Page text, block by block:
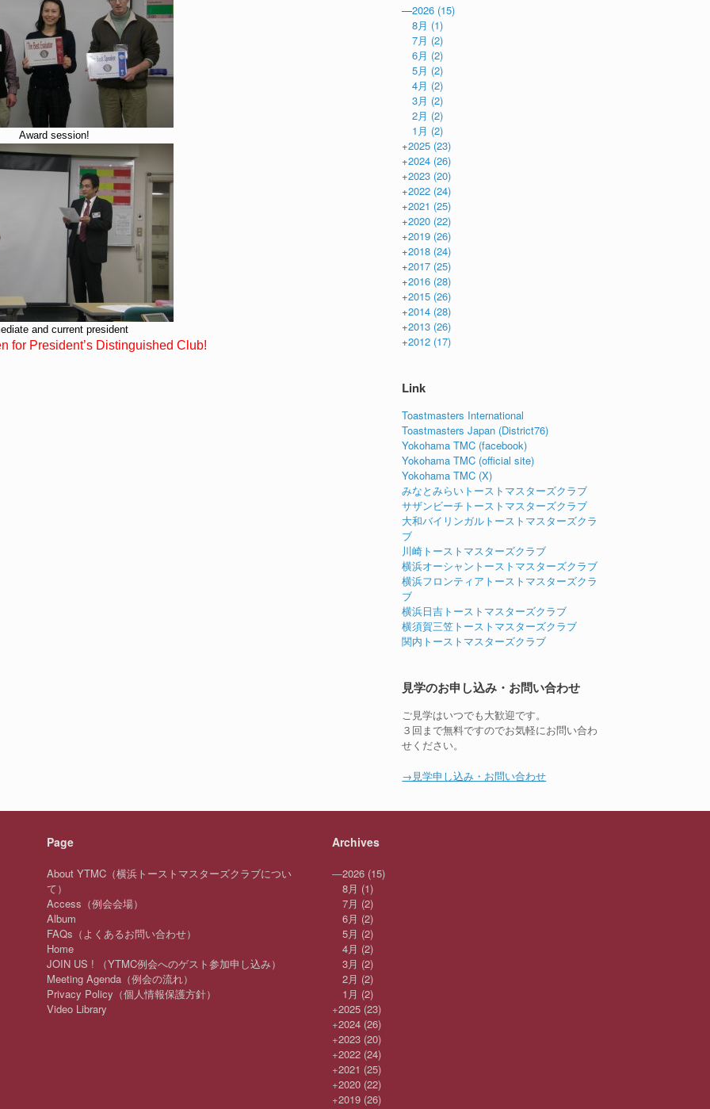
Award session!
and current president
for President’s Distinguished Club!
—2026 (15)
8月 (1)
7月 (2)
6月 (2)
5月 (2)
4月 (2)
3月 (2)
2月 (2)
1月 (2)
+2025 (23)
+2024 (26)
+2023 (20)
+2022 (24)
+2021 (25)
+2020 (22)
+2019 (26)
+2018 (24)
+2017 (25)
+2016 (28)
+2015 (26)
+2014 (28)
+2013 (26)
+2012 (17)
Link
Toastmasters International
Toastmasters Japan (District76)
Yokohama TMC (facebook)
Yokohama TMC (official site)
Yokohama TMC (X)
みなとみらいトーストマスターズクラブ
サザンビーチトーストマスターズクラブ
大和バイリンガルトーストマスターズクラ
ブ
川崎トーストマスターズクラブ
横浜オーシャントーストマスターズクラブ
横浜フロンティアトーストマスターズクラ
ブ
横浜日吉トーストマスターズクラブ
横須賀三笠トーストマスターズクラブ
関内トーストマスターズクラブ
見学のお申し込み・お問い合わせ
ご見学はいつでも大歓迎です。
３回まで無料ですのでお気軽にお問い合わ
せください。
→見学申し込み・お問い合わせ
Page
About YTMC（横浜トーストマスターズクラブについ
て）
Access（例会会場）
Album
FAQs（よくあるお問い合わせ）
Home
JOIN US ! （YTMC例会へのゲスト参加申し込み）
Meeting Agenda（例会の流れ）
Privacy Policy（個人情報保護方針）
Video Library
Archives
—2026 (15)
8月 (1)
7月 (2)
6月 (2)
5月 (2)
4月 (2)
3月 (2)
2月 (2)
1月 (2)
+2025 (23)
+2024 (26)
+2023 (20)
+2022 (24)
+2021 (25)
+2020 (22)
+2019 (26)